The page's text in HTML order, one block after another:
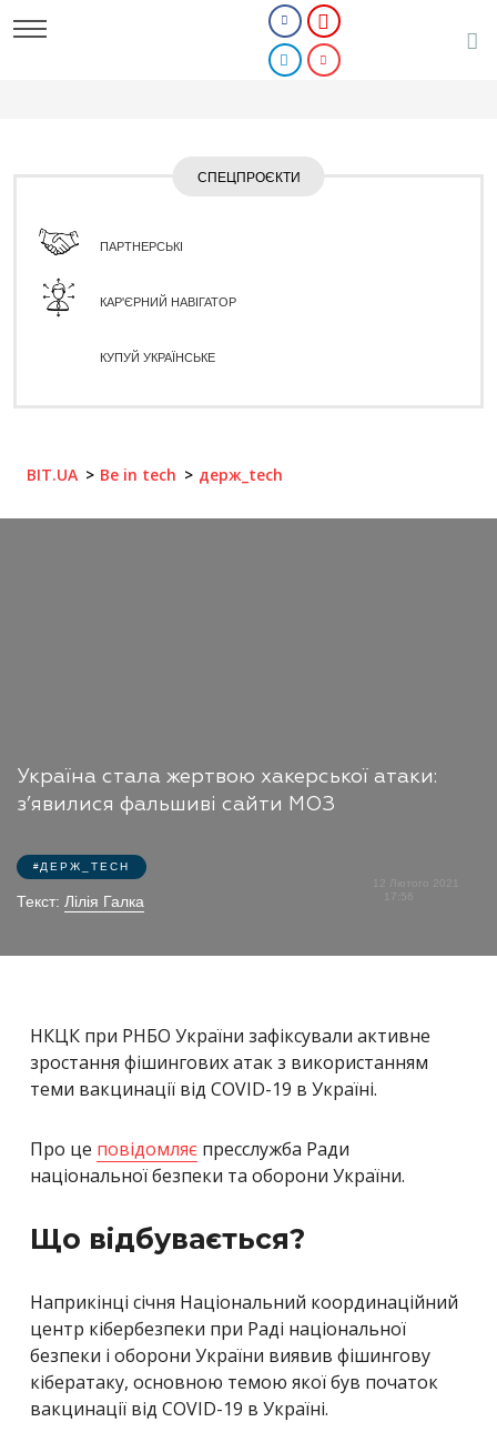
СПЕЦПРОЄКТИ
ПАРТНЕРСЬКІ
КАР'ЄРНИЙ НАВІГАТОР
КУПУЙ УКРАЇНСЬКЕ
BIT.UA Be in tech держ_tech
Україна стала жертвою хакерської атаки:
з’явилися фальшиві сайти МОЗ
ДЕРЖ_TECH
Текст: Лілія Галка
12 Лютого 2021
17:56
НКЦК при РНБО України зафіксували активне
зростання фішингових атак з використанням
теми вакцинації від COVID-19 в Україні.
Про це повідомляє пресслужба Ради
національної безпеки та оборони України.
Що відбувається?
Наприкінці січня Національний координаційний
центр кібербезпеки при Раді національної
безпеки і оборони України виявив фішингову
кібератаку, основною темою якої був початок
вакцинації від COVID-19 в Україні.